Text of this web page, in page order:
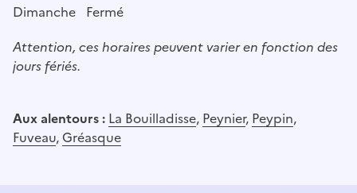
Dimanche Fermé
Attention, ces horaires peuvent varier en fonction des
jours fériés.
Aux alentours : La Bouilladisse, Peynier, Peypin,
Fuveau,Gréasque